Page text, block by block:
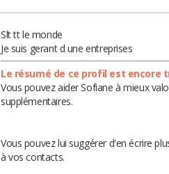
Slt tt le monde
Je suis gerant d une entreprises
Le résumé de ce profil est encore
Vous pouvez aider Sofiane à mieux
supplémentaires.
Vous pouvez lui suggérer d'en écrire
à vos contacts.